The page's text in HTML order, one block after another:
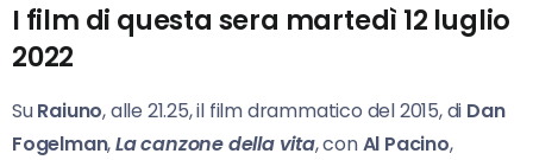
I film di questa sera martedì 12 luglio
2022
SuRaiuno, alle 21.25, il film drammatico del 2015, di Dan
Fogelman,La canzone della vita, conAl Pacino,